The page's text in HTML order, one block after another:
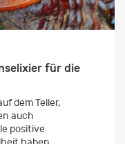
für die
dem Teller,
auch